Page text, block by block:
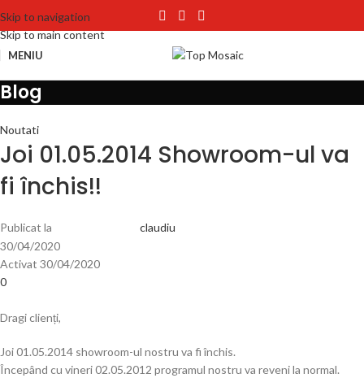
Skip to navigation
Skip to main content
MENIU
Blog
Noutati
Joi 01.05.2014 Showroom-ul va
fi închis!!
Publicat la
claudiu
30/04/2020
Activat 30/04/2020
0
Dragi clienți,
Joi 01.05.2014 showroom-ul nostru va fi închis.
Începând cu vineri 02.05.2012 programul nostru va reveni la normal.